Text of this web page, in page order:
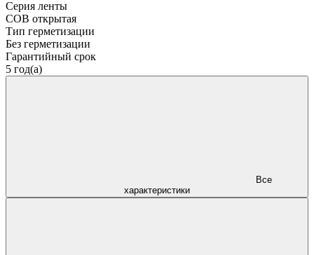
Серия ленты
COB открытая
Тип герметизации
Без герметизации
Гарантийный срок
5 год(а)
характеристики